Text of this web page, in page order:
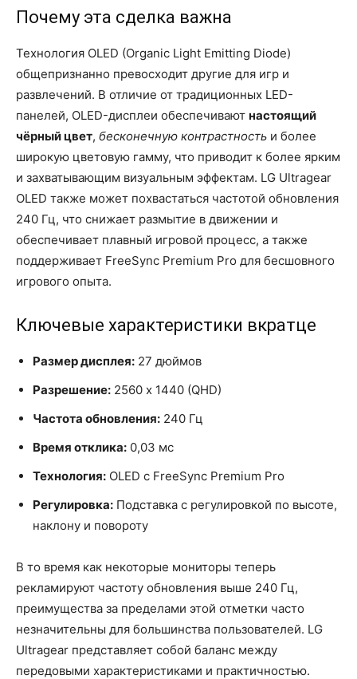
Почему эта сделка важна
Технология OLED (Organic Light Emitting Diode)
общепризнанно превосходит другие для игр и
развлечений. В отличие от традиционных LED-
панелей, OLED-дисплеи обеспечивают настоящий
чёрный цвет, бесконечную контрастность и более
широкую цветовую гамму, что приводит к более ярким
и захватывающим визуальным эффектам. LG Ultragear
OLED также может похвастаться частотой обновления
240 Гц, что снижает размытие в движении и
обеспечивает плавный игровой процесс, а также
поддерживает FreeSync Premium Pro для бесшовного
игрового опыта.
Ключевые характеристики вкратце
Размер дисплея: 27 дюймов
Разрешение: 2560 x 1440 (QHD)
Частота обновления: 240 Гц
Время отклика: 0,03 мс
Технология: OLED с FreeSync Premium Pro
Регулировка: Подставка с регулировкой по высоте,
наклону и повороту
В то время как некоторые мониторы теперь
рекламируют частоту обновления выше 240 Гц,
преимущества за пределами этой отметки часто
незначительны для большинства пользователей. LG
Ultragear представляет собой баланс между
передовыми характеристиками и практичностью.